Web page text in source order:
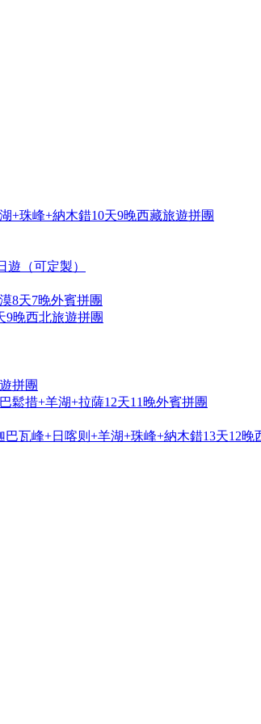
+珠峰+納木錯10天9晚西藏旅遊拼團
（可定製）
8天7晚外賓拼團
9晚西北旅遊拼團
拼團
鬆措+羊湖+拉薩12天11晚外賓拼團
瓦峰+日喀则+羊湖+珠峰+納木錯13天12晚